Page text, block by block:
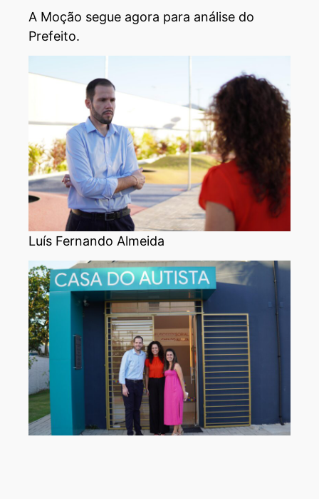
A Moção segue agora para análise do
Prefeito.
Luís Fernando Almeida